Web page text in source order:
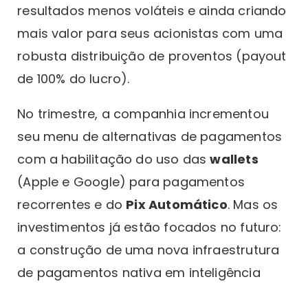
resultados menos voláteis e ainda criando
mais valor para seus acionistas com uma
robusta distribuição de proventos (payout
de 100% do lucro).
No trimestre, a companhia incrementou
seu menu de alternativas de pagamentos
com a habilitação do uso daswallets
(Apple e Google) para pagamentos
recorrentes e do Pix Automático. Mas os
investimentos já estão focados no futuro:
a construção de uma nova infraestrutura
de pagamentos nativa em inteligência